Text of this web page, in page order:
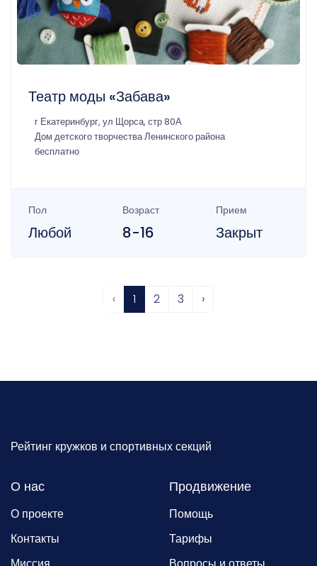
Театр моды «Забава»
г Екатеринбург, ул Щорса, стр 80А
Дом детского творчества Ленинского района
бесплатно
Пол
Любой
Возраст
8-16
Прием
Закрыт
‹ 1 2 3 ›
Рейтинг кружков и спортивных секций
О нас
О проекте
Контакты
Продвижение
Помощь
Тарифы